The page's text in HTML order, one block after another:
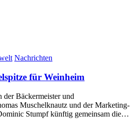
Nachrichten
für Weinheim
der Bäckermeister und
Muschelknautz und der Marketing-
Stumpf künftig gemeinsam die…